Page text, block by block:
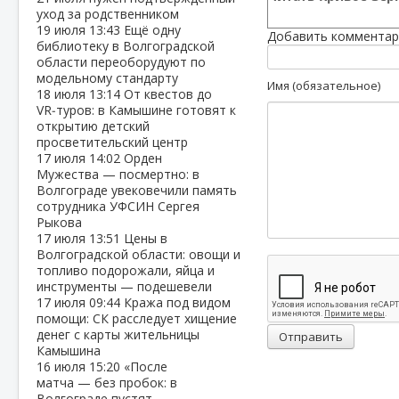
уход за родственником
19 июля 13:43 Ещё одну
библиотеку в Волгоградской
области переоборудуют по
модельному стандарту
18 июля 13:14 От квестов до
VR‑туров: в Камышине готовят к
открытию детский
просветительский центр
17 июля 14:02 Орден
Мужества — посмертно: в
Волгограде увековечили память
сотрудника УФСИН Сергея
Рыкова
17 июля 13:51 Цены в
Волгоградской области: овощи и
топливо подорожали, яйца и
инструменты — подешевели
17 июля 09:44 Кража под видом
помощи: СК расследует хищение
денег с карты жительницы
Камышина
16 июля 15:20 «После
матча — без пробок: в
Добавить
Имя (обязательное)
Отправить